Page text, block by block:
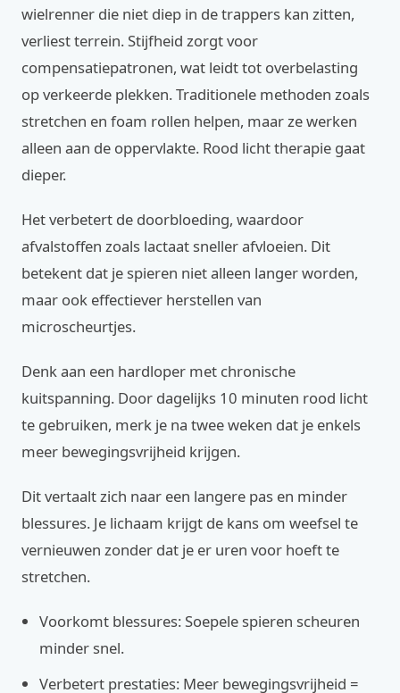
wielrenner die niet diep in de trappers kan zitten,
verliest terrein. Stijfheid zorgt voor
compensatiepatronen, wat leidt tot overbelasting
op verkeerde plekken. Traditionele methoden zoals
stretchen en foam rollen helpen, maar ze werken
alleen aan de oppervlakte. Rood licht therapie gaat
dieper.
Het verbetert de doorbloeding, waardoor
afvalstoffen zoals lactaat sneller afvloeien. Dit
betekent dat je spieren niet alleen langer worden,
maar ook effectiever herstellen van
microscheurtjes.
Denk aan een hardloper met chronische
kuitspanning. Door dagelijks 10 minuten rood licht
te gebruiken, merk je na twee weken dat je enkels
meer bewegingsvrijheid krijgen.
Dit vertaalt zich naar een langere pas en minder
blessures. Je lichaam krijgt de kans om weefsel te
vernieuwen zonder dat je er uren voor hoeft te
stretchen.
Voorkomt blessures: Soepele spieren scheuren
minder snel.
Verbetert prestaties: Meer bewegingsvrijheid =